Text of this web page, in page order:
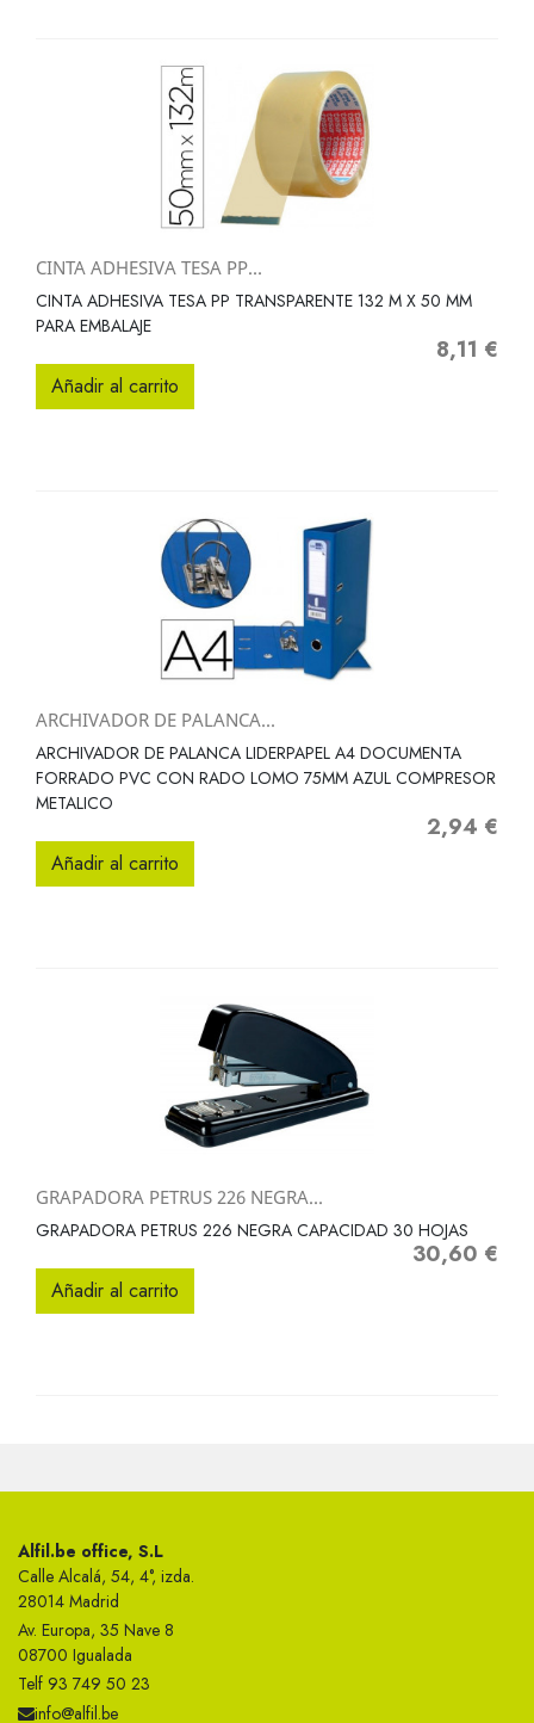
CINTA ADHESIVA TESA PP...
CINTA ADHESIVA TESA PP TRANSPARENTE 132 M X 50 MM
PARA EMBALAJE
Precio
8,11 €
Añadir al carrito
ARCHIVADOR DE PALANCA...
ARCHIVADOR DE PALANCA LIDERPAPEL A4 DOCUMENTA
FORRADO PVC CON RADO LOMO 75MM AZUL COMPRESOR
METALICO
Precio
2,94 €
Añadir al carrito
GRAPADORA PETRUS 226 NEGRA...
GRAPADORA PETRUS 226 NEGRA CAPACIDAD 30 HOJAS
Precio
30,60 €
Añadir al carrito
Alfil.be office, S.L
Calle Alcalá, 54, 4°, izda.
28014 Madrid
Av. Europa, 35 Nave 8
08700 Igualada
Telf 93 749 50 23
info@alfil.be